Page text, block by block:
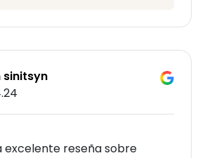
sinitsyn
excelente reseña sobre